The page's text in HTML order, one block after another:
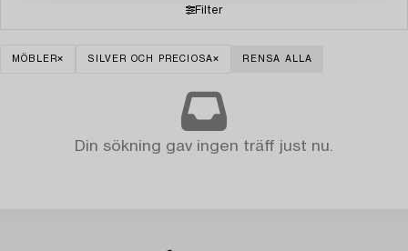
Filter
MÖBLER SILVER OCH PRECIOSA RENSA ALLA
Din sökning gav ingen träff just nu.